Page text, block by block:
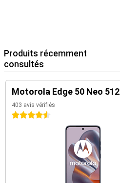
Produits récemment
consultés
Motorola Edge 50 Neo
403 avis vérifiés
4.5 étoiles